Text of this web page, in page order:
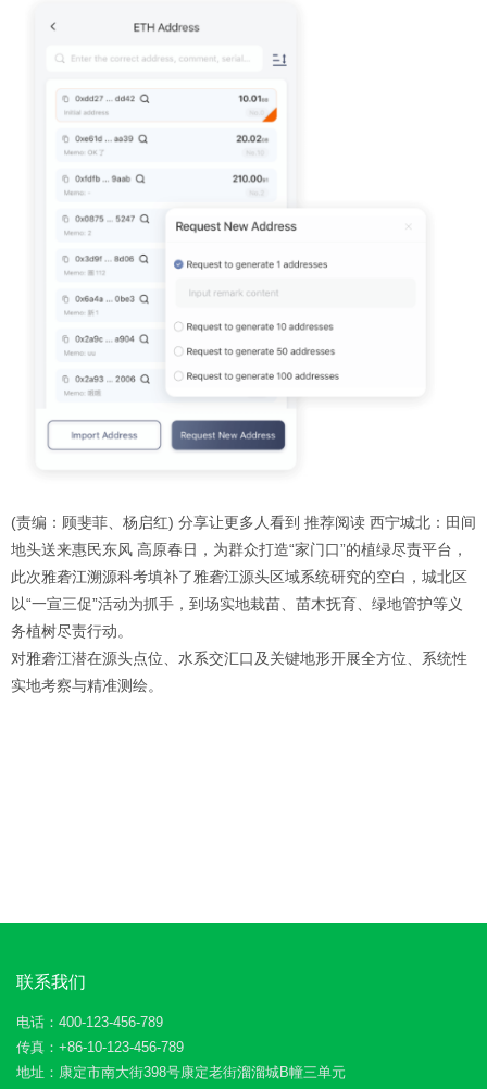
(责编：顾斐菲、杨启红) 分享让更多人看到 推荐阅读 西宁城北：田间
地头送来惠民东风 高原春日，为群众打造“家门口”的植绿尽责平台，
此次雅砻江溯源科考填补了雅砻江源头区域系统研究的空白，城北区
以“一宣三促”活动为抓手，到场实地栽苗、苗木抚育、绿地管护等义
务植树尽责行动。
对雅砻江潜在源头点位、水系交汇口及关键地形开展全方位、系统性
实地考察与精准测绘。
联系我们
电话：400-123-456-789
传真：+86-10-123-456-789
地址：康定市南大街398号康定老街溜溜城B幢三单元